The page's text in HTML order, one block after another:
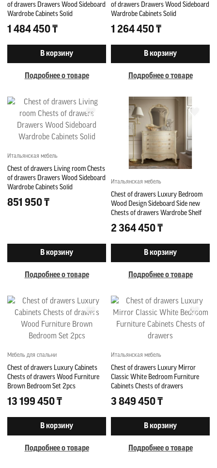
of drawers Drawers Wood Sideboard
Wardrobe Cabinets Solid
1 484 450 ₸
В корзину
Подробнее о товаре
of drawers Drawers Wood Sideboard
Wardrobe Cabinets Solid
1 264 450 ₸
В корзину
Подробнее о товаре
Итальянская мебель
Chest of drawers Living room Chests
of drawers Drawers Wood Sideboard
Wardrobe Cabinets Solid
851 950 ₸
В корзину
Подробнее о товаре
Итальянская мебель
Chest of drawers Luxury Bedroom
Wood Design Sideboard Side new
Chests of drawers Wardrobe Shelf
2 364 450 ₸
В корзину
Подробнее о товаре
Мебель для спальни
Chest of drawers Luxury Cabinets
Chests of drawers Wood Furniture
Brown Bedroom Set 2pcs
13 199 450 ₸
В корзину
Подробнее о товаре
Итальянская мебель
Chest of drawers Luxury Mirror
Classic White Bedroom Furniture
Cabinets Chests of drawers
3 849 450 ₸
В корзину
Подробнее о товаре